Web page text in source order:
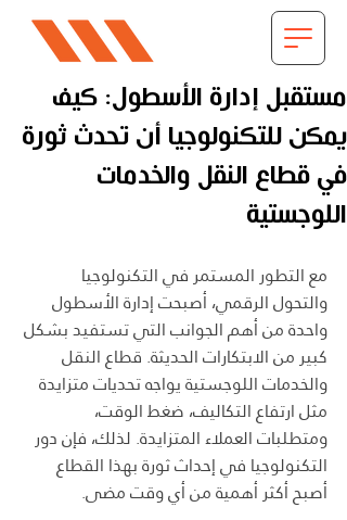
مستقبل إدارة الأسطول: كيف
يمكن للتكنولوجيا أن تحدث ثورة
في قطاع النقل والخدمات
اللوجستية
مع التطور المستمر في التكنولوجيا
والتحول الرقمي، أصبحت إدارة الأسطول
واحدة من أهم الجوانب التي تستفيد بشكل
كبير من الابتكارات الحديثة. قطاع النقل
والخدمات اللوجستية يواجه تحديات متزايدة
مثل ارتفاع التكاليف، ضغط الوقت،
ومتطلبات العملاء المتزايدة. لذلك، فإن دور
التكنولوجيا في إحداث ثورة بهذا القطاع
أصبح أكثر أهمية من أي وقت مضى.